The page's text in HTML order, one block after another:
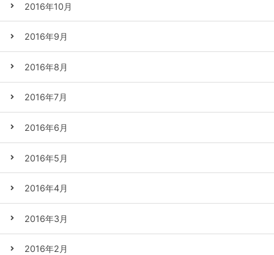
2016年10月
2016年9月
2016年8月
2016年7月
2016年6月
2016年5月
2016年4月
2016年3月
2016年2月